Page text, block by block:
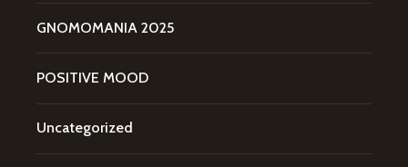
GNOMOMANIA 2025
POSITIVE MOOD
Uncategorized